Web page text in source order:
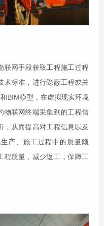
联网手段获取工程施工过程
术标准，进行隐蔽工程或关
BIM模型，在虚拟现实环境
物联网终端采集到的工程信
，从而提高对工程信息以及
产、施工过程中的质量隐
程质量，减少返工，保障工